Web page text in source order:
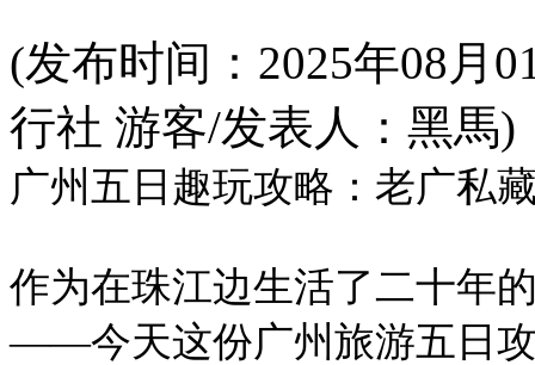
(发布时间：2025年08月
行社 游客/发表人：黑馬)
广州五日趣玩攻略：老广私
作为在珠江边生活了二十年
——今天这份广州旅游五日攻